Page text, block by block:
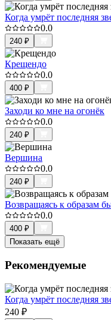
Когда умрёт последняя
0.0
240 ₽
Крещендо
0.0
400 ₽
Заходи ко мне на огонёк
0.0
240 ₽
Вершина
0.0
240 ₽
Возвращаясь к образам
0.0
400 ₽
Показать ещё
Рекомендуемые
Когда умрёт последняя
240 ₽